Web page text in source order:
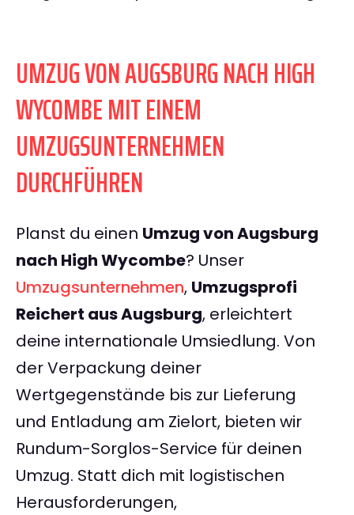
UMZUG VON AUGSBURG NACH HIGH
WYCOMBE MIT EINEM
UMZUGSUNTERNEHMEN
DURCHFÜHREN
Planst du einen Umzug von Augsburg
nach High Wycombe? Unser
Umzugsunternehmen, Umzugsprofi
Reichert aus Augsburg, erleichtert
deine internationale Umsiedlung. Von
der Verpackung deiner
Wertgegenstände bis zur Lieferung
und Entladung am Zielort, bieten wir
Rundum-Sorglos-Service für deinen
Umzug. Statt dich mit logistischen
Herausforderungen,